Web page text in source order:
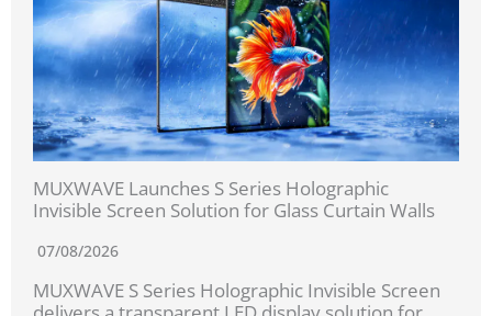
MUXWAVE Launches S Series Holographic
Invisible Screen Solution for Glass Curtain Walls
07/08/2026
MUXWAVE S Series Holographic Invisible Screen